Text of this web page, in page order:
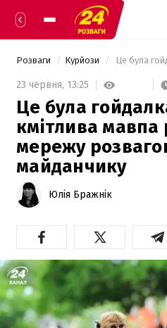
Розваги Курйози
23 червня, 13:25
Це була
кмітлива мавпа
мережу
майданчику
Юлія Бражнік